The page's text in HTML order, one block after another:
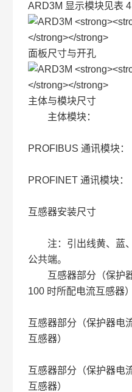
ARD3M 显示模块见表 4
面板尺寸与开孔
主体与模块尺寸
主体模块：
PROFIBUS 通讯模块：
PROFINET 通讯模块：
互感器安装尺寸
注：引出线黄、蓝、
公共端。
互感器部分（保护器
100 时所配电流互感器）
互感器部分（保护器电
互感器）
互感器部分（保护器电
互感器）